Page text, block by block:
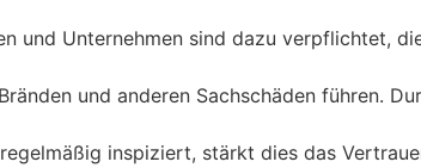
und Unternehmen sind dazu verpflichtet,
und anderen Sachschäden führen.
inspiziert, stärkt dies das